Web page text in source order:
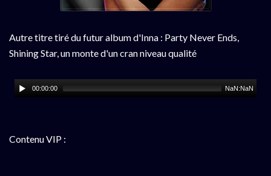
Autre titre tiré du futur album d'Inna : Party Never Ends,
Shining Star, un monte d'un cran niveau qualité
00:00:00 NaN:NaN
Contenu VIP :